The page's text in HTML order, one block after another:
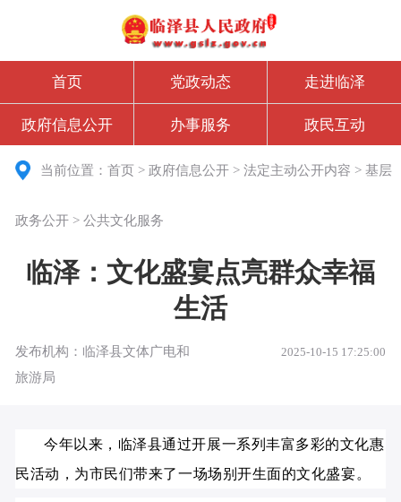
首页 党政动态 走进临泽
政府信息公开 办事服务 政民互动
当前位置：首页 >政府信息公开 >法定主动公开内容 >基层
政务公开 >公共文化服务
临泽：文化盛宴点亮群众幸福
生活
发布机构：临泽县文体广电和
旅游局
2025-10-15 17:25:00
今年以来，临泽县通过开展一系列丰富多彩的文化惠
民活动，为市民们带来了一场场别开生面的文化盛宴。